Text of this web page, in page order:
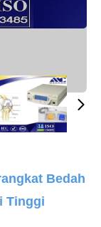
Bedah
Tinggi